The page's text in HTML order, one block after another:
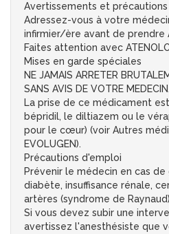
Avertissements et précautions
Adressez-vous à votre
infirmier/ère avant de prendre
Faites attention avec
Mises en garde spéciales
NE JAMAIS ARRETER
SANS AVIS DE VOTRE MEDECIN.
La prise de ce médicament
bépridil, le diltiazem ou le
pour le cœur) (voir Autres
EVOLUGEN).
Précautions d'emploi
Prévenir le médecin en cas
diabète, insuffisance rénale,
artères (syndrome de
Si vous devez subir une
avertissez l'anesthésiste que